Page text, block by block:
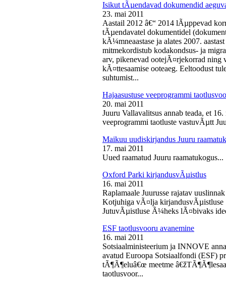
Isikut tÃµendavad dokumendid
23. mai 2011
Aastail 2012 â€“ 2014 lÃµppevad
tÃµendavatel dokumentidel
kÃ¼mneaastase ja alates 2007.
mitmekordistub kodakondsus- ja
arv, pikenevad ootejÃ¤rjekorrad ning
kÃ¤ttesaamise ooteaeg. Eeltoodust
suhtumist...
Hajaasustuse veeprogrammi
20. mai 2011
Juuru Vallavalitsus annab teada, et
veeprogrammi taotluste vastuvÃµtt
Maikuu uudiskirjandus Juuru
17. mai 2011
Uued raamatud Juuru raamatukogus...
Oxford Parki kirjandusvÃµistlus
16. mai 2011
Raplamaale Juurusse rajatav
Kotjuhiga vÃ¤lja
JutuvÃµistluse Ã¼heks lÃ¤bivaks
ESF taotlusvooru avanemine
16. mai 2011
Sotsiaalministeerium ja INNOVE
avatud Euroopa Sotsiaalfondi (ESF)
tÃ¶Ã¶eluâ€œ meetme
taotlusvoor...